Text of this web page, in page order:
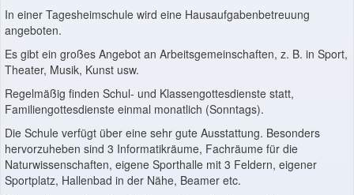
In einer Tagesheimschule wird eine Hausaufgabenbetreuung
angeboten.
Es gibt ein großes Angebot an Arbeitsgemeinschaften, z. B. in Sport,
Theater, Musik, Kunst usw.
Regelmäßig finden Schul- und Klassengottesdienste statt,
Familiengottesdienste einmal monatlich (Sonntags).
Die Schule verfügt über eine sehr gute Ausstattung. Besonders
hervorzuheben sind 3 Informatikräume, Fachräume für die
Naturwissenschaften, eigene Sporthalle mit 3 Feldern, eigener
Sportplatz, Hallenbad in der Nähe, Beamer etc.